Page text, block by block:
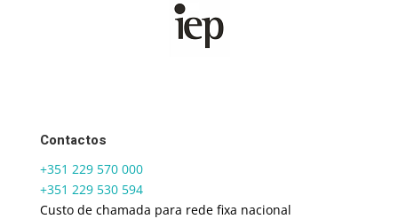
Contactos
+351 229 570 000
+351 229 530 594
Custo de chamada para rede fixa nacional